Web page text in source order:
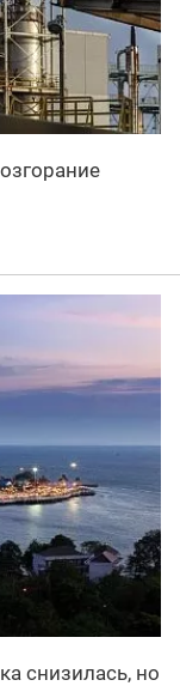
снизилась, но